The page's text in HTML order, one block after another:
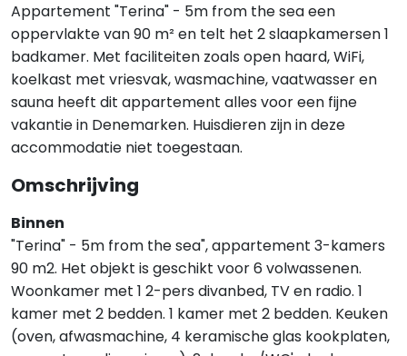
Appartement "Terina" - 5m from the sea een
oppervlakte van 90 m² en telt het 2 slaapkamersen 1
badkamer. Met faciliteiten zoals open haard, WiFi,
koelkast met vriesvak, wasmachine, vaatwasser en
sauna heeft dit appartement alles voor een fijne
vakantie in Denemarken. Huisdieren zijn in deze
accommodatie niet toegestaan.
Omschrijving
Binnen
"Terina" - 5m from the sea", appartement 3-kamers
90 m2. Het objekt is geschikt voor 6 volwassenen.
Woonkamer met 1 2-pers divanbed, TV en radio. 1
kamer met 2 bedden. 1 kamer met 2 bedden. Keuken
(oven, afwasmachine, 4 keramische glas kookplaten,